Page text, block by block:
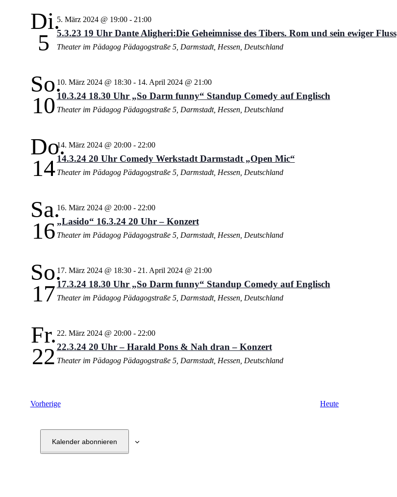
Di.
5
5. März 2024 @ 19:00- 21:00
5.3.23 19 Uhr Dante Aligheri:Die Geheimnisse des Tibers. Rom und sein ewiger Fluss
Theater im Pädagog Pädagogstraße 5, Darmstadt, Hessen, Deutschland
So.
10
10. März 2024 @ 18:30- 14. April 2024 @ 21:00
10.3.24 18.30 Uhr „So Darm funny“ Standup Comedy auf Englisch
Theater im Pädagog Pädagogstraße 5, Darmstadt, Hessen, Deutschland
Do.
14
14. März 2024 @ 20:00- 22:00
14.3.24 20 Uhr Comedy Werkstadt Darmstadt „Open Mic“
Theater im Pädagog Pädagogstraße 5, Darmstadt, Hessen, Deutschland
Sa.
16
16. März 2024 @ 20:00- 22:00
„Lasido“ 16.3.24 20 Uhr – Konzert
Theater im Pädagog Pädagogstraße 5, Darmstadt, Hessen, Deutschland
So.
17
17. März 2024 @ 18:30- 21. April 2024 @ 21:00
17.3.24 18.30 Uhr „So Darm funny“ Standup Comedy auf Englisch
Theater im Pädagog Pädagogstraße 5, Darmstadt, Hessen, Deutschland
Fr.
22
22. März 2024 @ 20:00- 22:00
22.3.24 20 Uhr – Harald Pons & Nah dran – Konzert
Theater im Pädagog Pädagogstraße 5, Darmstadt, Hessen, Deutschland
VorherigeVeranstaltungen Heute
Kalender abonnieren